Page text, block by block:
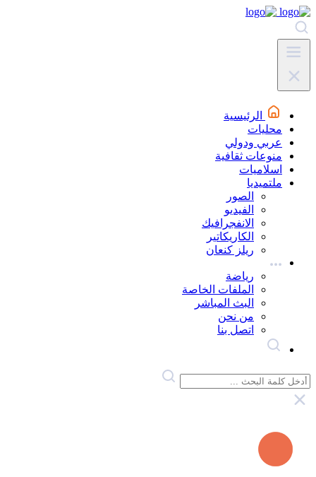
الرئيسية
محليات
عربي ودولي
منوعات ثقافية
اسلاميات
ملتميديا
الصور
الفيديو
الانفجرافيك
الكاريكاتير
ريلز كنعان
رياضة
الملفات الخاصة
البث المباشر
من نحن
اتصل بنا